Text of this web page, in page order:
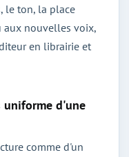
le ton, la place
aux nouvelles voix,
en librairie et
uniforme d'une
comme d'un